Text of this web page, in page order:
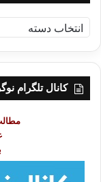
ه
ر
کانال تلگرام